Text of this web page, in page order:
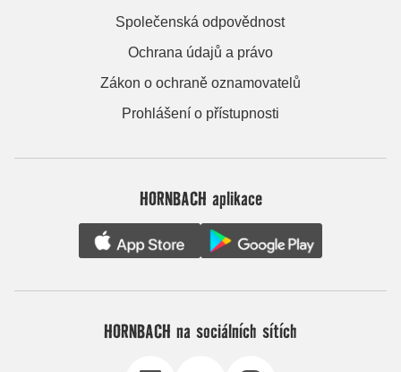
Společenská odpovědnost
Ochrana údajů a právo
Zákon o ochraně oznamovatelů
Prohlášení o přístupnosti
HORNBACH aplikace
HORNBACH na sociálních sítích